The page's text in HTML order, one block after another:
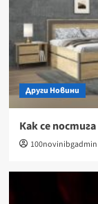
Други Новини
Как се
100novinibgadmin